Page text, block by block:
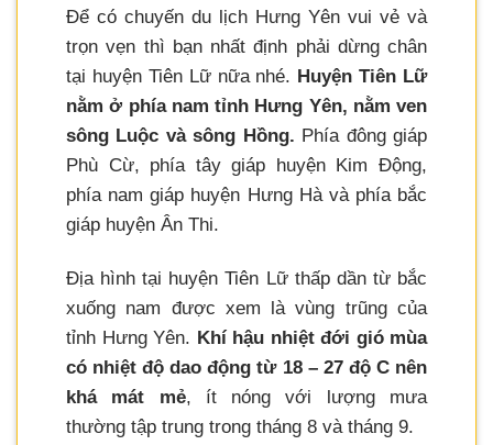
Để có chuyến du lịch Hưng Yên vui vẻ và
trọn vẹn thì bạn nhất định phải dừng chân
tại huyện Tiên Lữ nữa nhé. Huyện Tiên Lữ
nằm ở phía nam tỉnh Hưng Yên, nằm ven
sông Luộc và sông Hồng. Phía đông giáp
Phù Cừ, phía tây giáp huyện Kim Động,
phía nam giáp huyện Hưng Hà và phía bắc
giáp huyện Ân Thi.
Địa hình tại huyện Tiên Lữ thấp dần từ bắc
xuống nam được xem là vùng trũng của
tỉnh Hưng Yên. Khí hậu nhiệt đới gió mùa
có nhiệt độ dao động từ 18 – 27 độ C nên
khá mát mẻ, ít nóng với lượng mưa
thường tập trung trong tháng 8 và tháng 9.